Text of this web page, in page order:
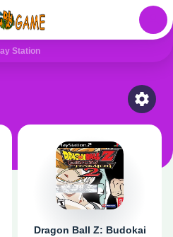
Station
Select
Dragon Ball Z: Budokai